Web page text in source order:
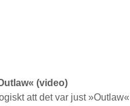
(video)
att det var just